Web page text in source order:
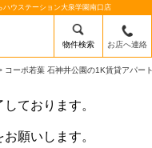
ウステーション大泉学園南口店
物件検索 お店へ連絡
コーポ若葉 石神井公園の1K賃貸アパー
ております。
願いします。